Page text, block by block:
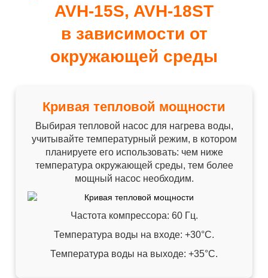
AVH-15S, AVH-18ST
в зависимости от
окружающей среды
Кривая тепловой мощности
Выбирая тепловой насос для нагрева воды,
учитывайте температурный режим, в котором
планируете его использовать: чем ниже
температура окружающей среды, тем более
мощный насос необходим.
Частота компрессора: 60 Гц.
Температура воды на входе: +30°C.
Температура воды на выходе: +35°C.